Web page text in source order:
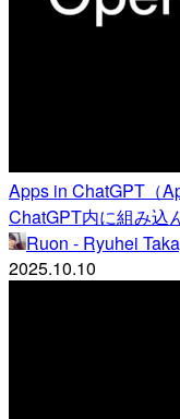
Apps in ChatGPT（
ChatGPT内に組み込
Ruon - Ryuhei
2025.10.10